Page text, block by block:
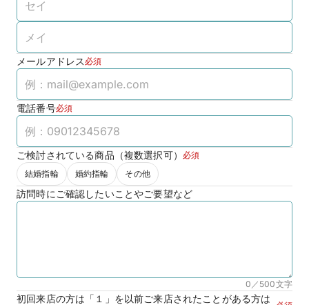
メールアドレス 必須
電話番号必須
ご検討されている商品（複数選択可）
必須
結婚指輪
婚約指輪 その他
訪問時にご確認したいことやご要望など
0／500文字
初回来店の方は「１」を以前ご来店されたことがある方は